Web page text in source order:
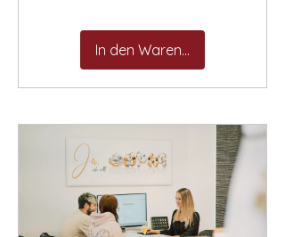
In den Warenkorb